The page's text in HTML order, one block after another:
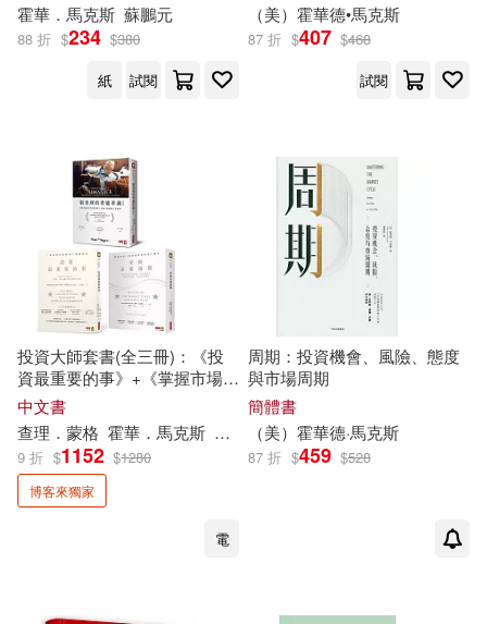
可超商取貨(10)
可港澳店取(9)
可新加坡店取(9)
可菲律賓店取(9)
電子書
適合手機平板閱讀(2)
霍華 ． 馬克斯 蘇鵬元
88 折 $234 $380
紙
試閱
（美） 霍華德•馬克斯
87 折 $407 $468
試閱
投資大師套書(全三冊)：《投
資最重要的事》+《掌握市場週
期》+《窮查理的普通常識(增
修版)》【博客來獨家限量熱銷
套組】
中文書
查理．蒙格 霍華 ． 馬克斯 李彔 蘇鵬元 陳儀
9 折 $1152 $1280
博客來獨家
電
周期：投資機會、風險、態度
與市場周期
簡體書
（美） 霍華德·馬克斯
87 折 $459 $528